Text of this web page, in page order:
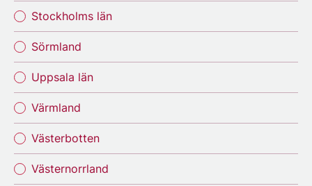
Stockholms län
Sörmland
Uppsala län
Värmland
Västerbotten
Västernorrland